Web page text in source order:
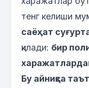
тенг келиши
саёҳат
қилади: бир
Бу айниқса